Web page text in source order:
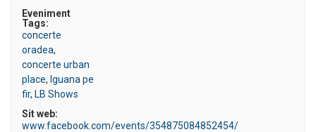
Eveniment
Tags:
concerte
oradea,
concerte urban
place, Iguana pe
fir, LB Shows
Sit web:
www.facebook.com/events/354875084852454/